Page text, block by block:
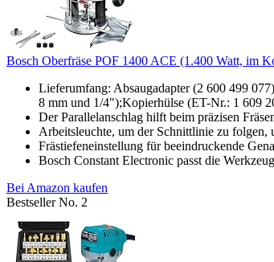
Bosch Oberfräse POF 1400 ACE (1.400 Watt, im
Lieferumfang: Absaugadapter (2 600 499
8 mm und 1/4");Kopierhülse (ET-Nr.: 1 609
Der Parallelanschlag hilft beim präzisen
Arbeitsleuchte, um der Schnittlinie zu folgen,
Frästiefeneinstellung für beeindruckende
Bosch Constant Electronic passt die
Bei Amazon kaufen
Bestseller No. 2